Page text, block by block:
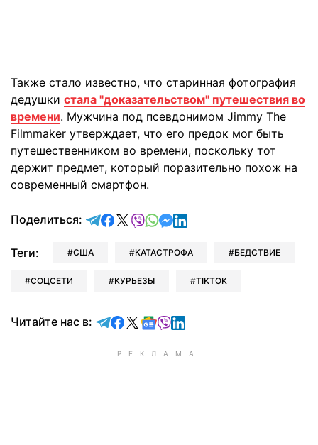
Также стало известно, что старинная фотография
дедушки стала "доказательством" путешествия во
времени. Мужчина под псевдонимом Jimmy The
Filmmaker утверждает, что его предок мог быть
путешественником во времени, поскольку тот
держит предмет, который поразительно похож на
современный смартфон.
Поделиться: отправить в Telegram
поделиться в Facebook
поделиться в X
отправить в Viber
отправить в Whatsapp
отправить в Messenger
отправить в LinkedIn
Теги: США КАТАСТРОФА БЕДСТВИЕ
СОЦСЕТИ КУРЬЕЗЫ TIKTOK
Читайте нас в: Читайте в Telegram
Читайте в Facebook
Читайте в X
Читайте в Google news
Читайте в Viber
Читайте в LinkedIn